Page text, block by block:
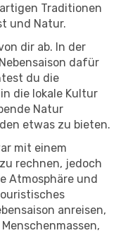
Traditionen
und Natur.
dir ab. In der
dafür
du die
die lokale Kultur
Natur
etwas zu bieten.
mit einem
rechnen, jedoch
Atmosphäre und
anreisen,